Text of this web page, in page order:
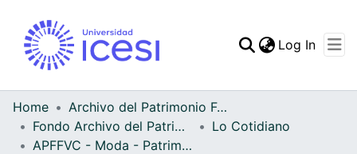
Statistics
Log In
Home
Archivo del Patrimonio Fotográfico y Fílmico del Valle del Cauca
Fondo Archivo del Patrimonio Fotográfico y Fílmico del Valle del Cauca
Lo Cotidiano
APFFVC - Moda - Patrimonial